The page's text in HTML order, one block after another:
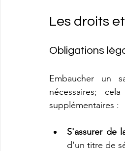
Les droits
Obligations
Embaucher un
nécessaires;
supplémentaires :
S'assurer de
d'un titre de